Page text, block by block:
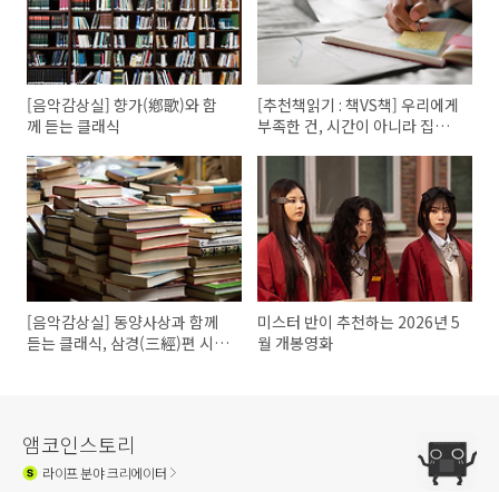
[음악감상실] 향가(鄕歌)와 함
께 듣는 클래식
[추천책읽기 : 책VS책] 우리에게
부족한 건, 시간이 아니라 집중
[음악감상실] 동양사상과 함께
듣는 클래식, 삼경(三經)편 시
미스터 반이 추천하는 2026년 5
월 개봉영화
앰코인스토리
라이프분야 크리에이터